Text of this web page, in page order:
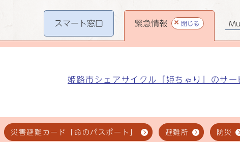
スマート窓口 緊急情報 閉じる
姫路市シェアサイクル「姫ちゃり」のサ
災害避難カード「命のパスポート」 避難所 防災